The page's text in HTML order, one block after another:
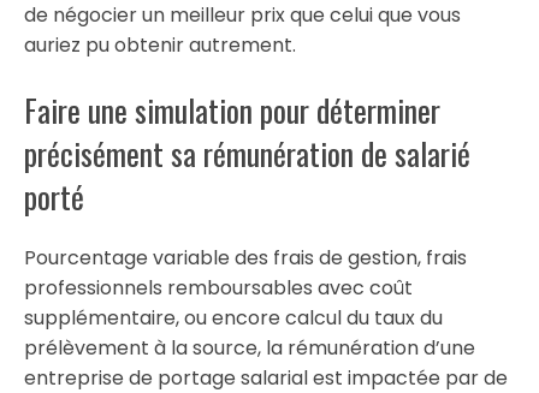
de négocier un meilleur prix que celui que vous
auriez pu obtenir autrement.
Faire une simulation pour déterminer
précisément sa rémunération de salarié
porté
Pourcentage variable des frais de gestion, frais
professionnels remboursables avec coût
supplémentaire, ou encore calcul du taux du
prélèvement à la source, la rémunération d’une
entreprise de portage salarial est impactée par de